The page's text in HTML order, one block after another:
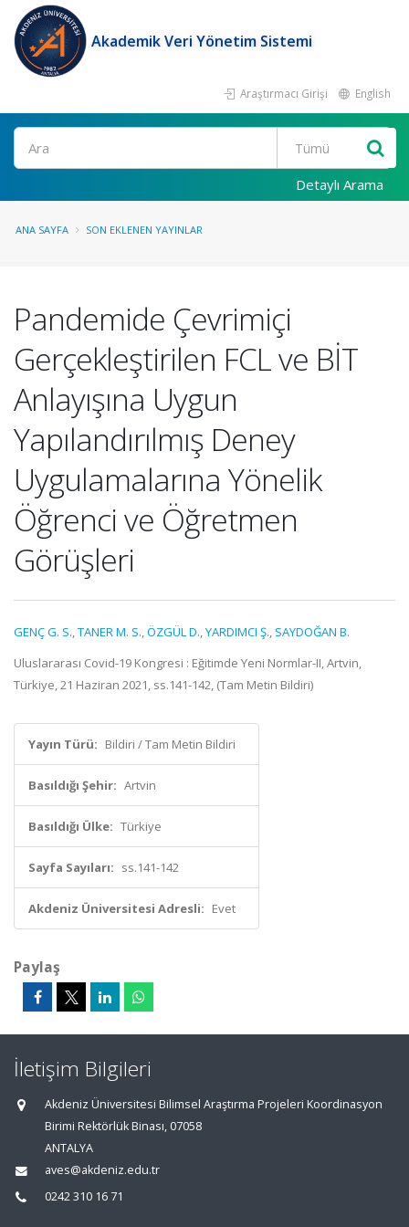
Akademik Veri Yönetim Sistemi
Araştırmacı Girişi English
Ara
Detaylı Arama
ANA SAYFA SON EKLENEN YAYINLAR
Pandemide Çevrimiçi
Gerçekleştirilen FCL ve BİT
Anlayışına Uygun
Yapılandırılmış Deney
Uygulamalarına Yönelik
Öğrenci ve Öğretmen
Görüşleri
GENÇ G. S.,TANER M. S.,ÖZGÜL D.,YARDIMCI Ş., SAYDOĞAN B.
Uluslararası Covid-19 Kongresi : Eğitimde Yeni Normlar-II, Artvin,
Türkiye, 21 Haziran 2021, ss.141-142, (Tam Metin Bildiri)
Yayın Türü: Bildiri / Tam Metin Bildiri
Basıldığı Şehir: Artvin
Basıldığı Ülke: Türkiye
Sayfa Sayıları: ss.141-142
Akdeniz Üniversitesi Adresli: Evet
Paylaş
İletişim Bilgileri
Akdeniz Üniversitesi Bilimsel Araştırma Projeleri Koordinasyon
Birimi Rektörlük Binası, 07058
ANTALYA
aves@akdeniz.edu.tr
0242 310 16 71